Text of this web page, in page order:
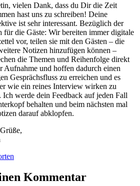
vielen Dank, dass du Dir die Zeit
hast uns zu schreiben! Deine
ist sehr interessant. Bezüglich der
für die Gäste: Wir bereiten immer digitale
vor, teilen sie mit den Gästen – die
Notizen hinzufügen können –
die Themen und Reihenfolge direkt
Aufnahme und hoffen dadurch einen
Gesprächsfluss zu erreichen und es
wie ein reines Interview wirken zu
Ich werde dein Feedback auf jeden Fall
behalten und beim nächsten mal
darauf abklopfen.
Kommentar